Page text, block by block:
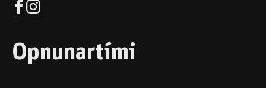
Opnunartími